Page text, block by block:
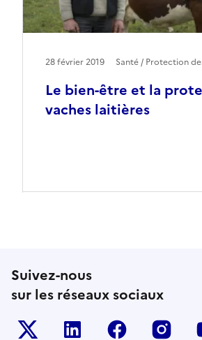
Le bien-être et la
vaches laitières
28 février 2019 Santé / Protection
Suivez-nous
sur les réseaux sociaux
Le ministère sur Twitter
Le ministère sur
Le